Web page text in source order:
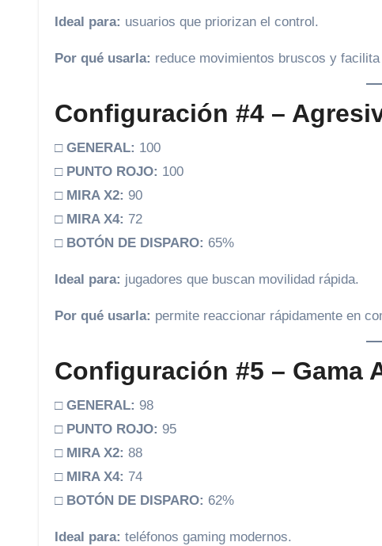
Ideal para: usuarios que priorizan el control.
Por qué usarla: reduce movimientos bruscos y
Configuración #4 –
□ GENERAL: 100
□ PUNTO ROJO: 100
□ MIRA X2: 90
□ MIRA X4: 72
□ BOTÓN DE DISPARO: 65%
Ideal para: jugadores que buscan movilidad rápida.
Por qué usarla: permite reaccionar rápidamente en
Configuración #5 – Gama
□ GENERAL: 98
□ PUNTO ROJO: 95
□ MIRA X2: 88
□ MIRA X4: 74
□ BOTÓN DE DISPARO: 62%
Ideal para: teléfonos gaming modernos.